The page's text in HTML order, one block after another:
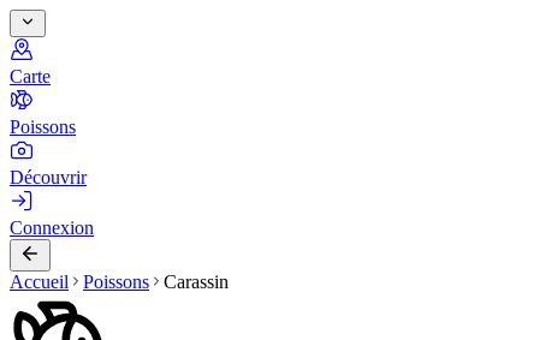
Carte
Poissons
Découvrir
Connexion
Accueil Poissons Carassin